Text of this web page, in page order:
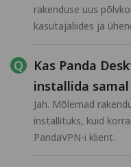
rakenduse uus
kasutajaliides ja
Kas Panda
installida
Jah. Mõlemad
installituks, kuid
PandaVPN-i klient.